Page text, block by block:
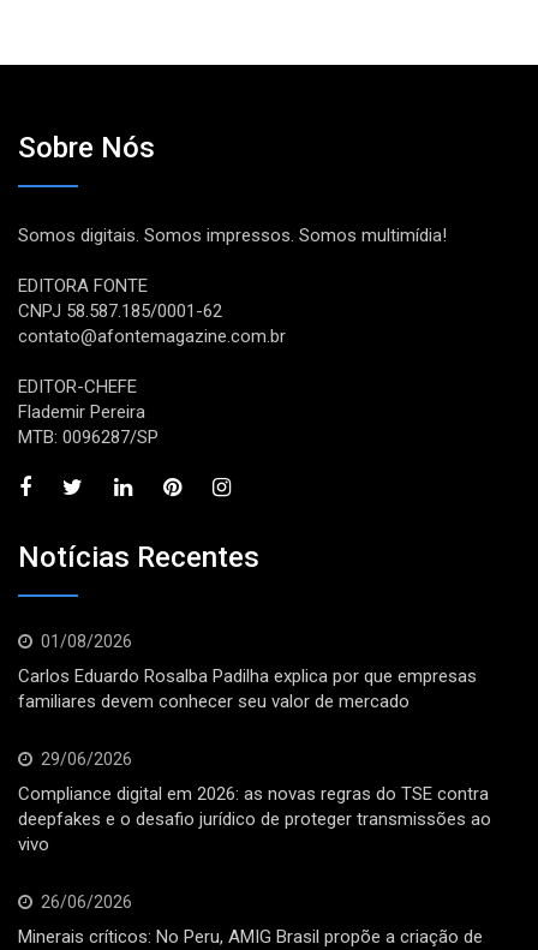
Sobre Nós
Somos digitais. Somos impressos. Somos multimídia!
EDITORA FONTE
CNPJ 58.587.185/0001-62
contato@afontemagazine.com.br
EDITOR-CHEFE
Flademir Pereira
MTB: 0096287/SP
Notícias Recentes
01/08/2026
Carlos Eduardo Rosalba Padilha explica por que empresas
familiares devem conhecer seu valor de mercado
29/06/2026
Compliance digital em 2026: as novas regras do TSE contra
deepfakes e o desafio jurídico de proteger transmissões ao
vivo
26/06/2026
Minerais críticos: No Peru, AMIG Brasil propõe a criação de